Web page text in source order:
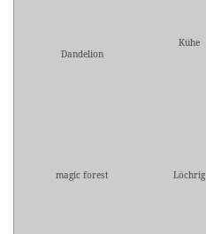
Dandelion
Kühe
magic forest Löchrig